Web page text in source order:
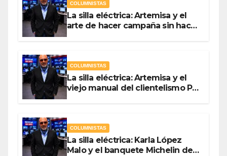
COLUMNISTAS
La silla eléctrica: Artemisa y el
arte de hacer campaña sin hacer
COLUMNISTAS
La silla eléctrica: Artemisa y el
viejo manual del clientelismo Por
COLUMNISTAS
La silla eléctrica: Karla López
Malo y el banquete Michelin del